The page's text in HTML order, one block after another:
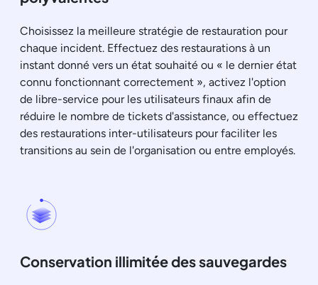
Choisissez la meilleure stratégie de restauration pour
chaque incident. Effectuez des restaurations à un
instant donné vers un état souhaité ou « le dernier état
connu fonctionnant correctement », activez l'option
de libre-service pour les utilisateurs finaux afin de
réduire le nombre de tickets d'assistance, ou effectuez
des restaurations inter-utilisateurs pour faciliter les
transitions au sein de l'organisation ou entre employés.
Conservation illimitée des sauvegardes